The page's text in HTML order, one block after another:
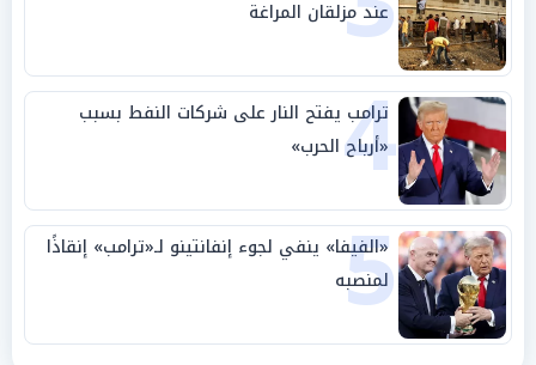
عند مزلقان المراغة
4
ترامب يفتح النار على شركات النفط بسبب
«أرباح الحرب»
5
«الفيفا» ينفي لجوء إنفانتينو لـ«ترامب» إنقاذًا
لمنصبه